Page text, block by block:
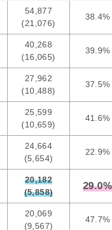
54,877
(21,076)
38.4%
40,268
(16,065)
39.9%
27,962
(10,488)
37.5%
25,599
(10,659)
41.6%
24,664
(5,654)
22.9%
20,182
(5,858)
29.0%
20,069
(9,567)
47.7%